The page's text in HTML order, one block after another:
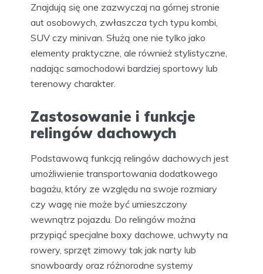
Znajdują się one zazwyczaj na górnej stronie
aut osobowych, zwłaszcza tych typu kombi,
SUV czy minivan. Służą one nie tylko jako
elementy praktyczne, ale również stylistyczne,
nadając samochodowi bardziej sportowy lub
terenowy charakter.
Zastosowanie i funkcje
relingów dachowych
Podstawową funkcją relingów dachowych jest
umożliwienie transportowania dodatkowego
bagażu, który ze względu na swoje rozmiary
czy wagę nie może być umieszczony
wewnątrz pojazdu. Do relingów można
przypiąć specjalne boxy dachowe, uchwyty na
rowery, sprzęt zimowy tak jak narty lub
snowboardy oraz różnorodne systemy